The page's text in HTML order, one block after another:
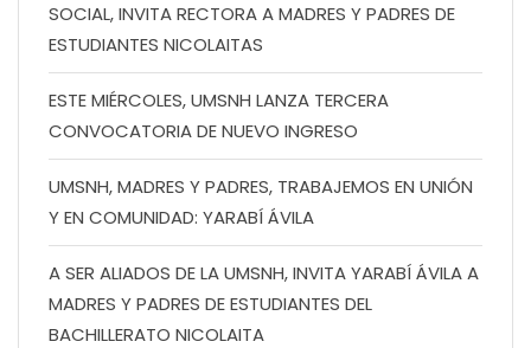
SOCIAL, INVITA RECTORA A MADRES Y PADRES DE
ESTUDIANTES NICOLAITAS
ESTE MIÉRCOLES, UMSNH LANZA TERCERA
CONVOCATORIA DE NUEVO INGRESO
UMSNH, MADRES Y PADRES, TRABAJEMOS EN UNIÓN
Y EN COMUNIDAD: YARABÍ ÁVILA
A SER ALIADOS DE LA UMSNH, INVITA YARABÍ ÁVILA A
MADRES Y PADRES DE ESTUDIANTES DEL
BACHILLERATO NICOLAITA